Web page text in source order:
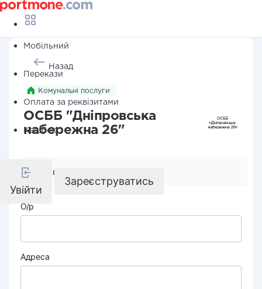
Мобільний
Перекази
Оплата за реквізитами
Кешбек
Увійти
Зареєструватись
Назад
Комунальні послуги
ОСББ "Дніпровська
набережна 26"
Реквізити компанії
О/р
Адреса